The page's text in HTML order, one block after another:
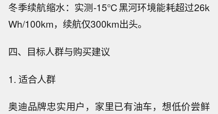
冬季续航缩水：实测-15℃黑河环境能耗超过26k
Wh/100km，续航仅300km出头。
四、目标人群与购买建议
1. 适合人群
奥迪品牌忠实用户，家里已有油车，想低价尝鲜